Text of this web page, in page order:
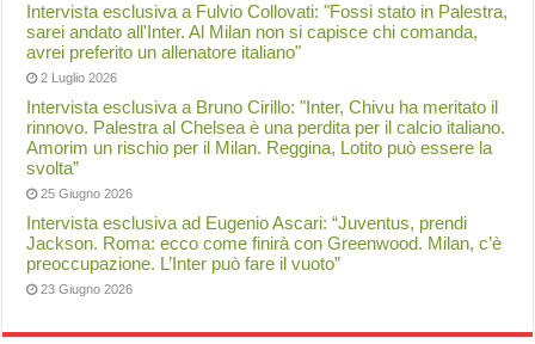
Intervista esclusiva a Fulvio Collovati: "Fossi stato in Palestra,
sarei andato all'Inter. Al Milan non si capisce chi comanda,
avrei preferito un allenatore italiano"
2 Luglio 2026
Intervista esclusiva a Bruno Cirillo: "Inter, Chivu ha meritato il
rinnovo. Palestra al Chelsea è una perdita per il calcio italiano.
Amorim un rischio per il Milan. Reggina, Lotito può essere la
svolta”
25 Giugno 2026
Intervista esclusiva ad Eugenio Ascari: “Juventus, prendi
Jackson. Roma: ecco come finirà con Greenwood. Milan, c’è
preoccupazione. L’Inter può fare il vuoto”
23 Giugno 2026